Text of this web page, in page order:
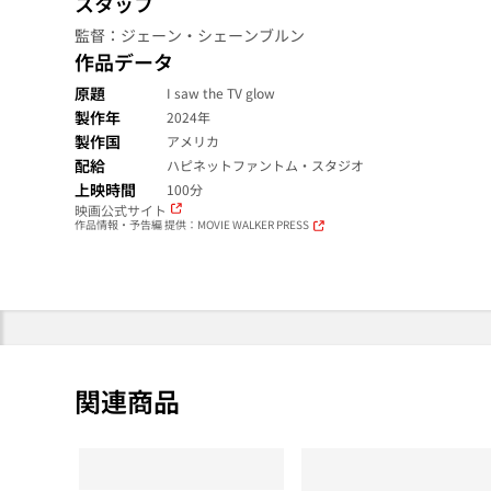
監督：ジェーン・シェーンブルン
作品データ
原題 I saw the TV glow
製作年 2024年
製作国 アメリカ
配給 ハピネットファントム・スタジオ
上映時間
100分
映画公式サイト
作品情報・予告編 提供：MOVIE WALKER PRESS
関連商品